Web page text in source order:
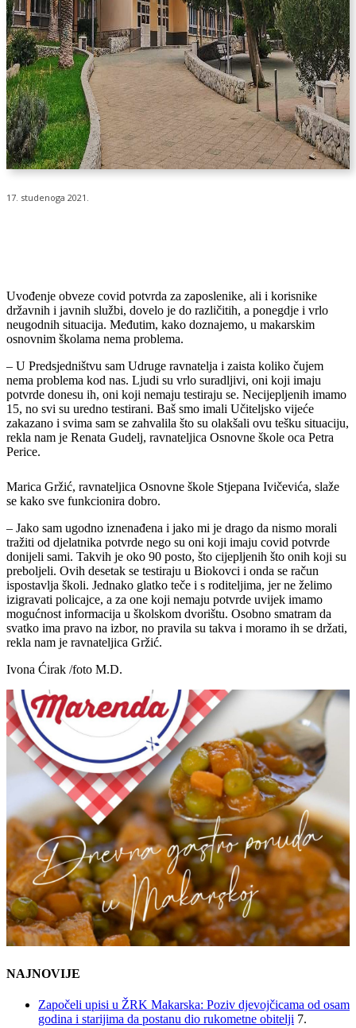
17. studenoga 2021.
Uvođenje obveze covid potvrda za zaposlenike, ali i korisnike
državnih i javnih službi, dovelo je do različitih, a ponegdje i vrlo
neugodnih situacija. Međutim, kako doznajemo, u makarskim
osnovnim školama nema problema.
– U Predsjedništvu sam Udruge ravnatelja i zaista koliko čujem
nema problema kod nas. Ljudi su vrlo suradljivi, oni koji imaju
potvrde donesu ih, oni koji nemaju testiraju se. Necijepljenih imamo
15, no svi su uredno testirani. Baš smo imali Učiteljsko vijeće
zakazano i svima sam se zahvalila što su olakšali ovu tešku situaciju,
rekla nam je Renata Gudelj, ravnateljica Osnovne škole oca Petra
Perice.
Marica Gržić, ravnateljica Osnovne škole Stjepana Ivičevića, slaže
se kako sve funkcionira dobro.
– Jako sam ugodno iznenađena i jako mi je drago da nismo morali
tražiti od djelatnika potvrde nego su oni koji imaju covid potvrde
donijeli sami. Takvih je oko 90 posto, što cijepljenih što onih koji su
preboljeli. Ovih desetak se testiraju u Biokovci i onda se račun
ispostavlja školi. Jednako glatko teče i s roditeljima, jer ne želimo
izigravati policajce, a za one koji nemaju potvrde uvijek imamo
mogućnost informacija u školskom dvorištu. Osobno smatram da
svatko ima pravo na izbor, no pravila su takva i moramo ih se držati,
rekla nam je ravnateljica Gržić.
Ivona Ćirak /foto M.D.
NAJNOVIJE
Započeli upisi u ŽRK Makarska: Poziv djevojčicama od osam
godina i starijima da postanu dio rukometne obitelji 7.